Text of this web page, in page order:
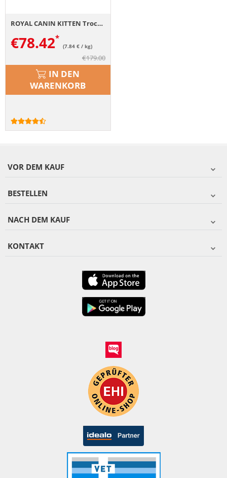
ROYAL CANIN KITTEN Trockenfutter für Kätzchen 10 kg
€78.42 (7.84 € / kg)
€179.00
IN DEN
WARENKORB
VOR DEM KAUF
BESTELLEN
NACH DEM KAUF
KONTAKT